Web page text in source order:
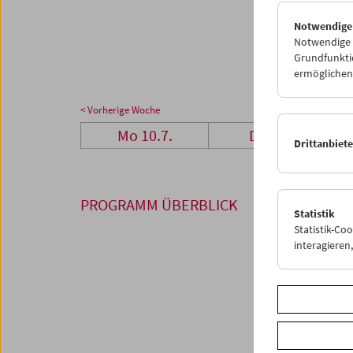
31
< Vorherige Woche
Mo 10.7. Di 11.7.
PROGRAMM ÜBERBLICK
Notwendige
Statistik
Statistik-